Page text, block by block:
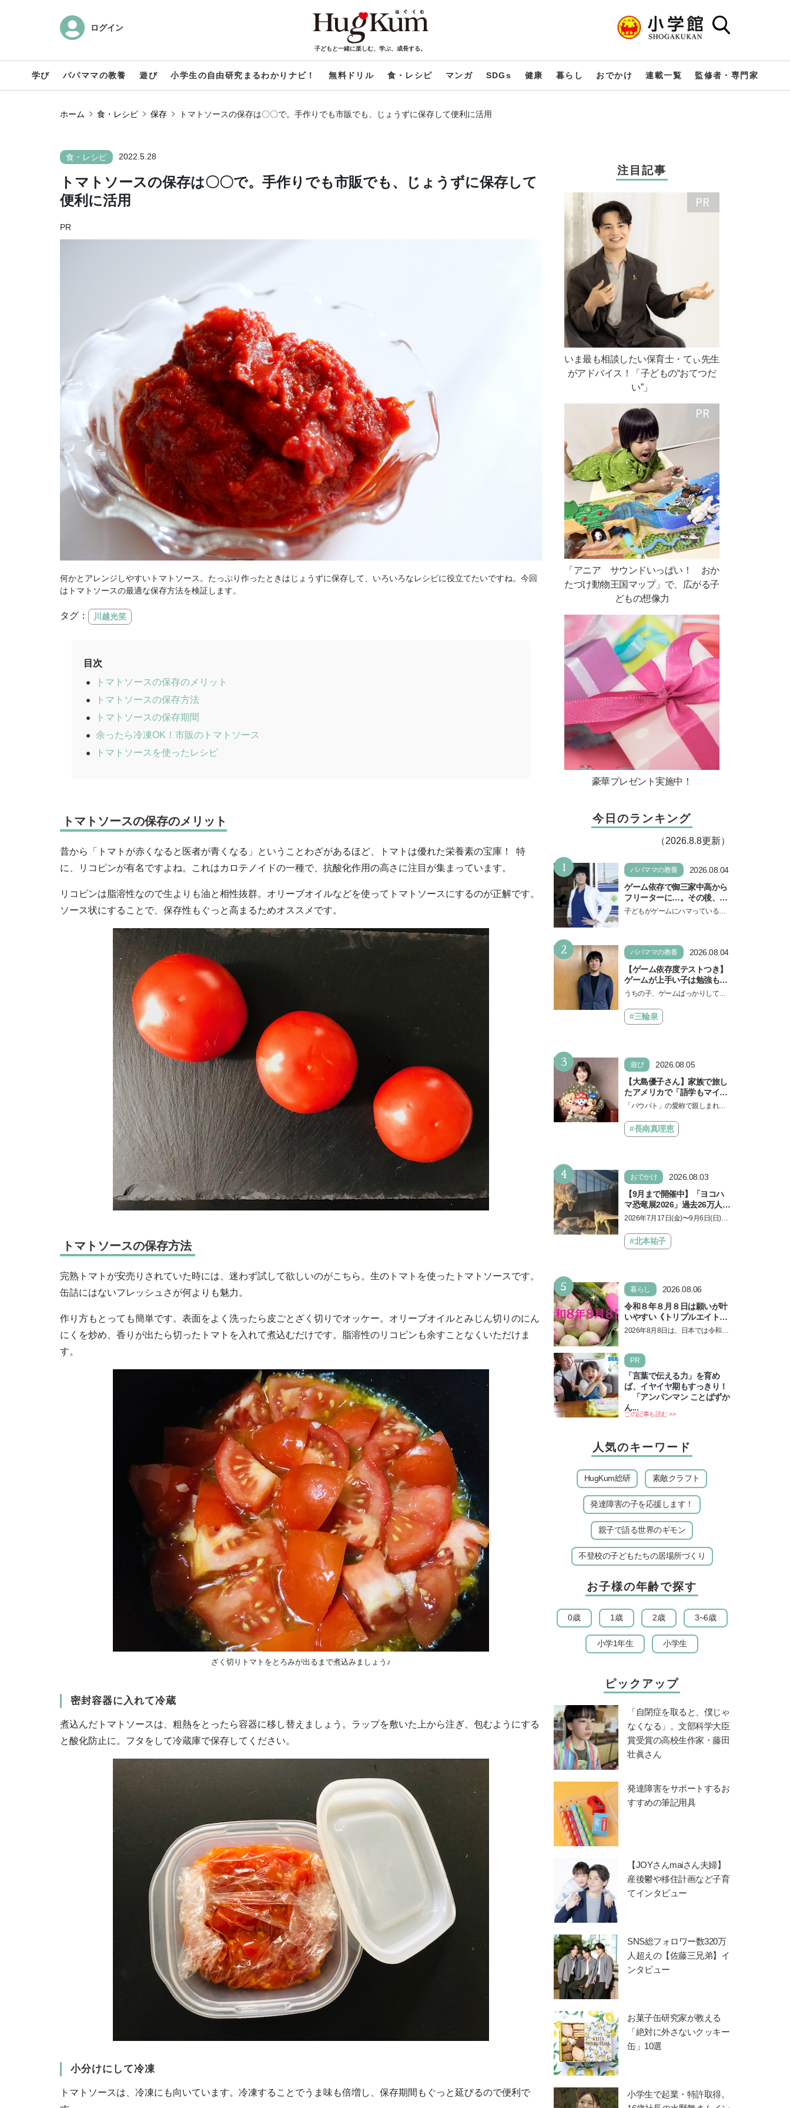
ログイン
子どもと一緒に楽しむ、学ぶ、成長する。
学び パパママの教養 遊び 小学生の自由研究まるわかりナビ！ 無料ドリル 食・レシピ マンガ SDGs 健康 暮らし おでかけ 連載一覧 監修者・専門家
ホーム 食・レシピ 保存 トマトソースの保存は〇〇で。手作りでも市販でも、じょうずに保存して便利に活用
食・レシピ 2022.5.28
トマトソースの保存は〇〇で。手作りでも市販でも、じょうずに保存して
便利に活用
PR
何かとアレンジしやすいトマトソース。たっぷり作ったときはじょうずに保存して、いろいろなレシピに役立てたいですね。今回
はトマトソースの最適な保存方法を検証します。
タグ： 川越光笑
目次
トマトソースの保存のメリット
トマトソースの保存方法
トマトソースの保存期間
余ったら冷凍OK！市販のトマトソース
トマトソースを使ったレシピ
トマトソースの保存のメリット
昔から「トマトが赤くなると医者が青くなる」ということわざがあるほど、トマトは優れた栄養素の宝庫！ 特
に、リコピンが有名ですよね。これはカロテノイドの一種で、抗酸化作用の高さに注目が集まっています。
リコピンは脂溶性なので生よりも油と相性抜群。オリーブオイルなどを使ってトマトソースにするのが正解です。
ソース状にすることで、保存性もぐっと高まるためオススメです。
トマトソースの保存方法
完熟トマトが安売りされていた時には、迷わず試して欲しいのがこちら。生のトマトを使ったトマトソースです。
缶詰にはないフレッシュさが何よりも魅力。
作り方もとっても簡単です。表面をよく洗ったら皮ごとざく切りでオッケー。オリーブオイルとみじん切りのにん
にくを炒め、香りが出たら切ったトマトを入れて煮込むだけです。脂溶性のリコピンも余すことなくいただけま
す。
ざく切りトマトをとろみが出るまで煮込みましょう♪
密封容器に入れて冷蔵
煮込んだトマトソースは、粗熱をとったら容器に移し替えましょう。ラップを敷いた上から注ぎ、包むようにする
と酸化防止に。フタをして冷蔵庫で保存してください。
小分けにして冷凍
トマトソースは、冷凍にも向いています。冷凍することでうま味も倍増し、保存期間もぐっと延びるので便利で
注目記事
いま最も相談したい保育士・てぃ先生
がアドバイス！「子どもの“おてつだ
い”」
「アニア サウンドいっぱい！ おか
たづけ動物王国マップ」で、広がる子
どもの想像力
豪華プレゼント実施中！
今日のランキング
（2026.8.8更新）
1 パパママの教養
2026.08.04
ゲーム依存で御三家中高から
フリーターに…。その後、医
学部へ逆転合格した現役医師
子どもがゲームにハマっている
2 パパママの教養
2026.08.04
【ゲーム依存度テストつき】
ゲームが上手い子は勉強もで
きる？御三家中高卒でゲーマ
えるゲームしながら受験で勝
つためのメソッド
うちの子、ゲームばっかりしてい
言し、子どもとトラブルになる家
庭は多いもの。でも…
#三輪泉
3 遊び
2026.08.05
【大島優子さん】家族で旅し
たアメリカで「語学もマイン
ドも！ 子どもの成長はすごか
『パウ・パトロール ザ・ダイ
ノ・ムービー』ではあきらめ
「パウパト」の愛称で親しまれる
の劇場版シリーズ第3弾、映画『パ
ウ・パトロール ザ…
#長南真理恵
4 おでかけ
2026.08.03
【9月まで開催中】「ヨコハ
マ恐竜展2026」過去26万人を
動員した恐竜展が9年ぶりに
しむポイントを完全ガイド
2026年7月17日(金)〜9月6日(日)、
「ヨコハマ恐竜展2026〜恐竜の食
卓大図鑑〜」が開催…
#北本祐子
5 暮らし
2026.08.06
令和８年８月８日は願いが叶
いやすい《トリプルエイト》
の日！ 13日の獅子座の新月
2026年8月8日は、日本では令和8
ズゲート」というとって…
PR
「言葉で伝える力」を育め
ば、イヤイヤ期もすっきり！
「アンパンマン ことばずか
ん...
この記事も読む >>
人気のキーワード
HugKum総研 素敵クラフト
発達障害の子を応援します！
親子で語る世界のギモン
不登校の子どもたちの居場所づくり
お子様の年齢で探す
0歳 1歳 2歳 3~6歳
小学1年生 小学生
ピックアップ
「自閉症を取ると、僕じゃ
なくなる」。文部科学大臣
賞受賞の高校生作家・藤田
壮眞さん
発達障害をサポートするお
すすめの筆記用具
【JOYさんmaiさん夫婦】
産後鬱や移住計画など子育
てインタビュー
SNS総フォロワー数320万
人超えの【佐藤三兄弟】イ
ンタビュー
お菓子缶研究家が教える
「絶対に外さないクッキー
缶」10選
小学生で起業・特許取得。